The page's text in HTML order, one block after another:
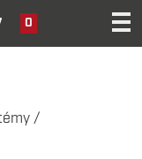
0
/